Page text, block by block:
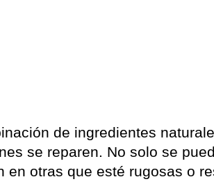
de ingredientes
se reparen. No solo se
en otras que esté rugosas o